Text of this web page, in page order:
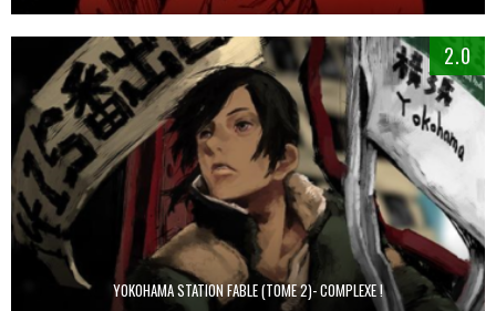
2.0
YOKOHAMA STATION FABLE (TOME 2)- COMPLEXE !